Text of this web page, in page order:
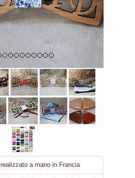
a mano in Francia